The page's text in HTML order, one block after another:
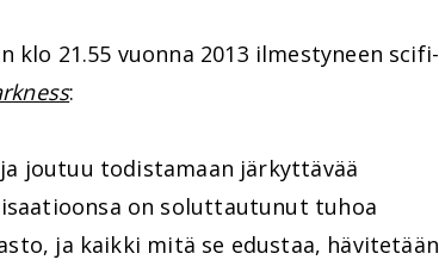
21.55 vuonna 2013 ilmestyneen scifi-
:
joutuu todistamaan järkyttävää
on soluttautunut tuhoa
ja kaikki mitä se edustaa, hävitetään